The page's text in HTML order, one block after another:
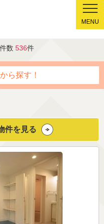
MENU
数 536件
ら探す！
件を見る